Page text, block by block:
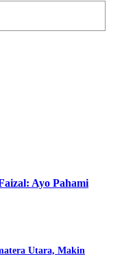
Ayo Pahami
Utara, Makin